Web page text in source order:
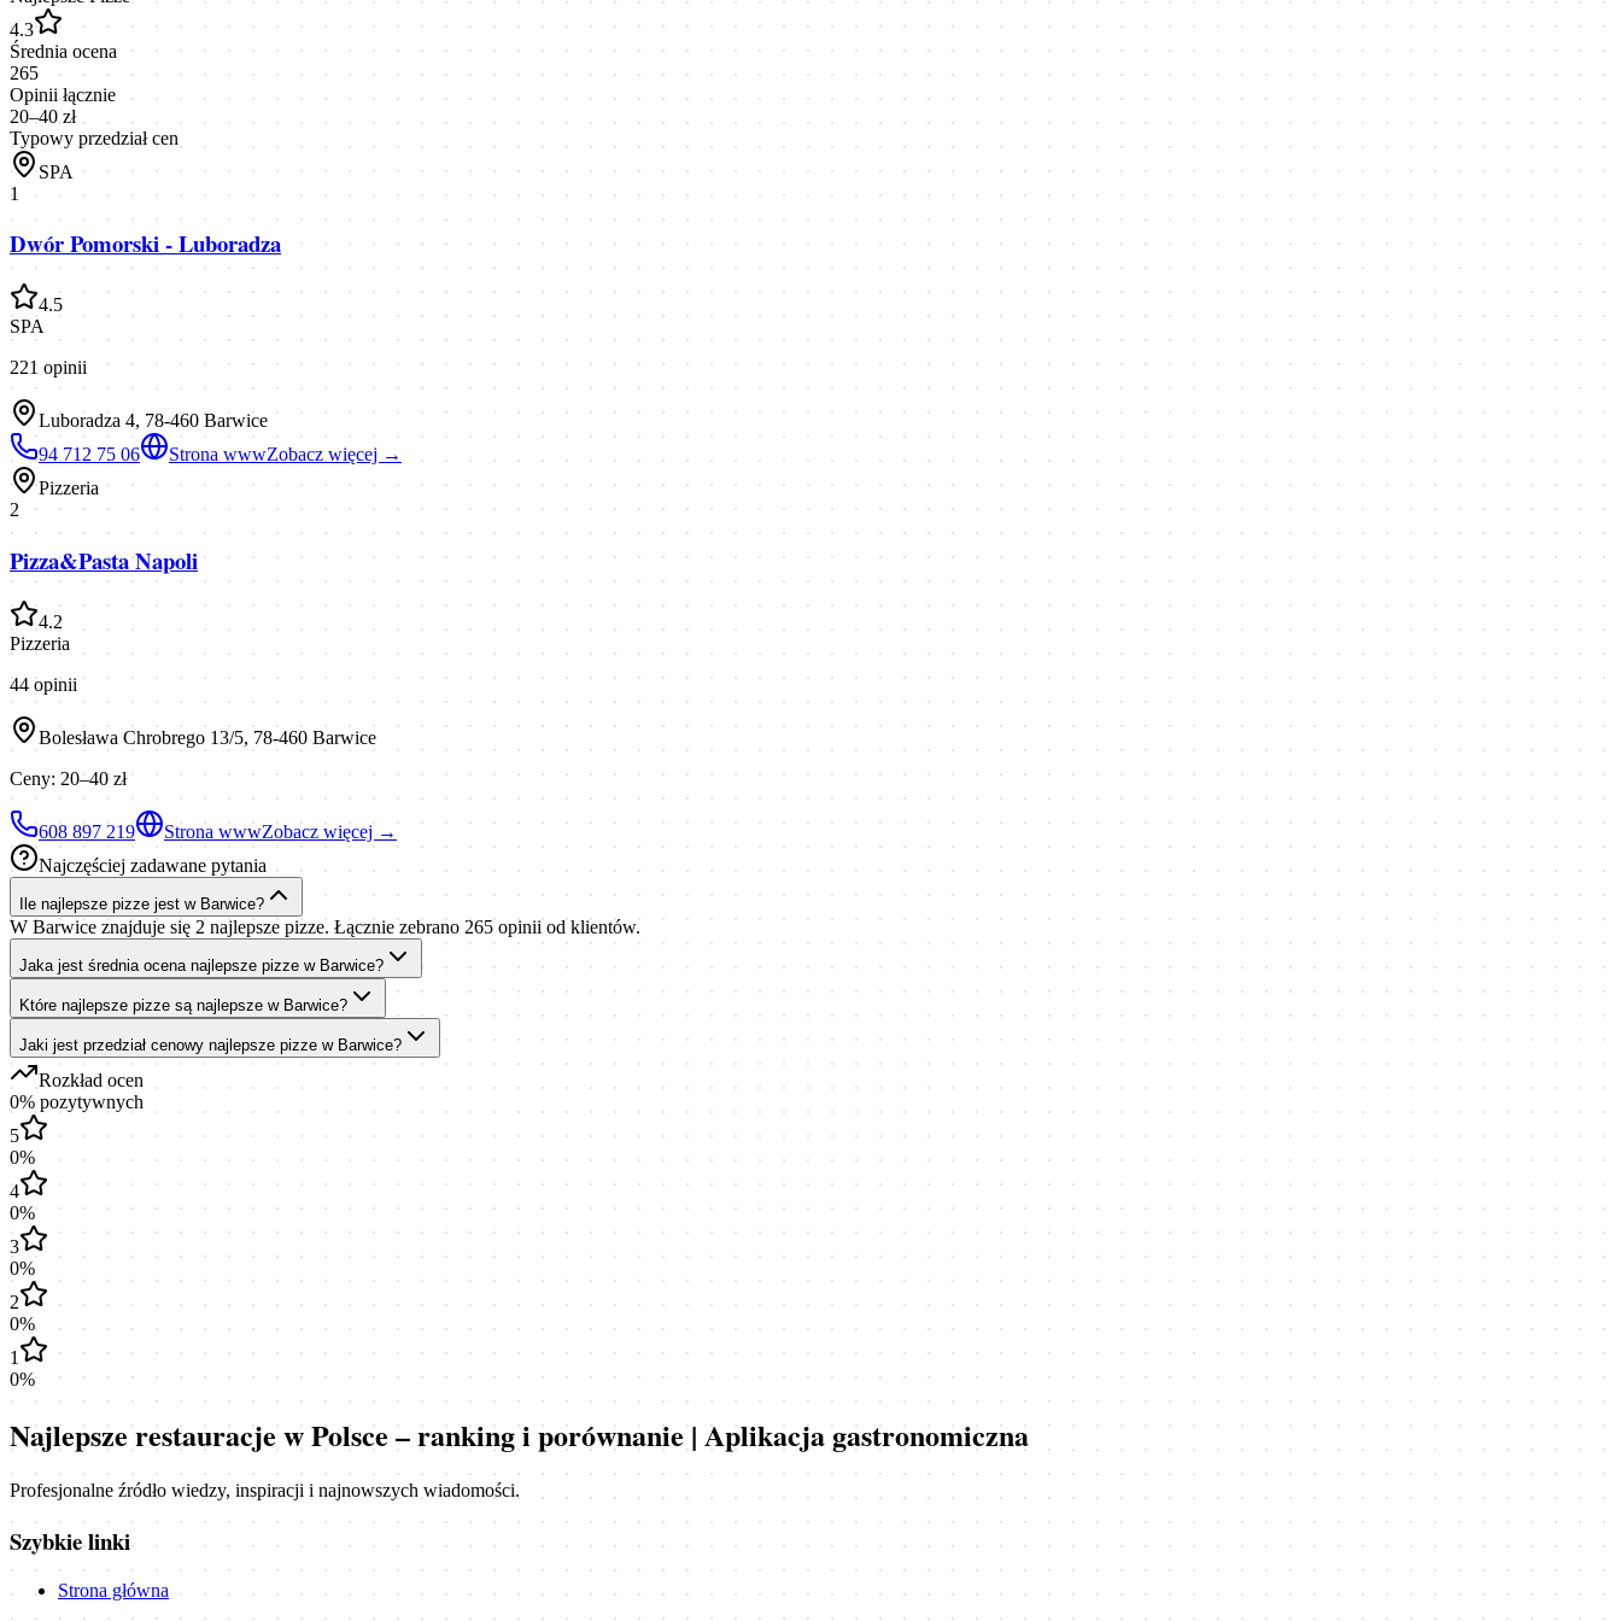
4.3
Średnia ocena
265
Opinii łącznie
20–40 zł
Typowy przedział cen
SPA
1
Dwór Pomorski - Luboradza
4.5
SPA
221 opinii
Luboradza 4, 78-460 Barwice
94 712 75 06
Strona wwwZobacz więcej →
Pizzeria
2
Pizza&Pasta Napoli
4.2
Pizzeria
44 opinii
Bolesława Chrobrego 13/5, 78-460 Barwice
Ceny:20–40 zł
608 897 219 Strona wwwZobacz więcej →
Najczęściej zadawane pytania
Ile najlepsze pizze jest w Barwice?
W Barwice znajduje się 2 najlepsze pizze. Łącznie zebrano 265 opinii od klientów.
Jaka jest średnia ocena najlepsze pizze w Barwice?
Które najlepsze pizze są najlepsze w Barwice?
Jaki jest przedział cenowy najlepsze pizze w Barwice?
Rozkład ocen
0% pozytywnych
5
0%
4
0%
3
0%
2
0%
1
0%
Najlepsze restauracje w Polsce – ranking i porównanie | Aplikacja gastronomiczna
Profesjonalne źródło wiedzy, inspiracji i najnowszych wiadomości.
Szybkie linki
Strona główna